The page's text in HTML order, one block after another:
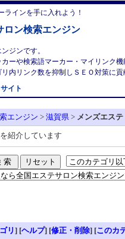
インを手に入れよう！
ロン検索エンジン
ジンです。
ーや検索語マーカー・マイリンク
内リンク数を抑制しＳＥＯ対策に
イト
エンジン > 滋賀県 > メンズエステ
紹介しています
リ] [ヘルプ] [修正・削除] [このカ